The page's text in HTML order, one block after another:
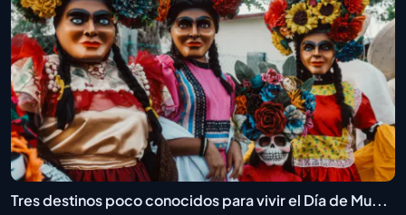
Tres destinos poco conocidos para vivir el Día de Mu...